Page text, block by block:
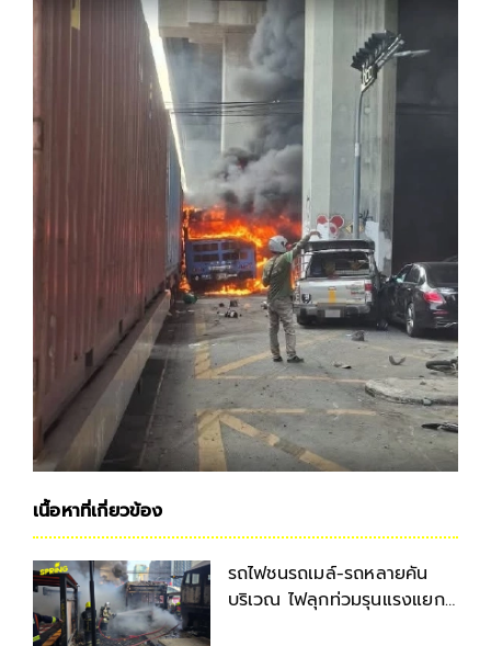
เนื้อหาที่เกี่ยวข้อง
รถไฟชนรถเมล์-รถหลายคัน
บริเวณ ไฟลุกท่วมรุนแรงแยก